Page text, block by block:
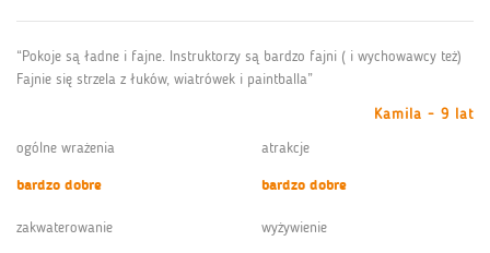
“Pokoje są ładne i fajne. Instruktorzy są bardzo fajni ( i wychowawcy też)
Fajnie się strzela z łuków, wiatrówek i paintballa”
Kamila - 9 lat
ogólne wrażenia
bardzo dobre
atrakcje
bardzo dobre
zakwaterowanie
wyżywienie